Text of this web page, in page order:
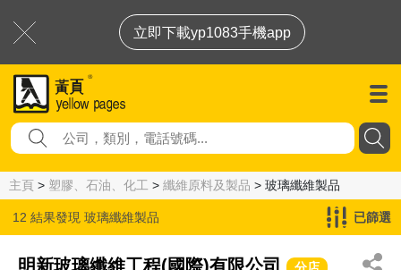
立即下載yp1083手機app
主頁 > 塑膠、石油、化工 > 纖維原料及製品 > 玻璃纖維製品
12 結果發現 玻璃纖維製品 已篩選
明新玻璃纖維工程(國際)有限公司